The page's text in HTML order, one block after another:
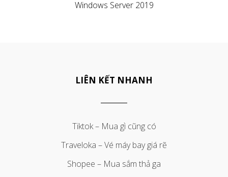
Windows Server 2019
LIÊN KẾT NHANH
Tiktok – Mua gì cũng có
Traveloka – Vé máy bay giá rẽ
Shopee – Mua sắm thả ga